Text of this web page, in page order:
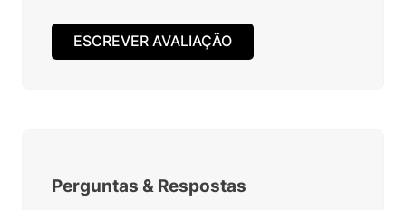
ESCREVER AVALIAÇÃO
Perguntas & Respostas